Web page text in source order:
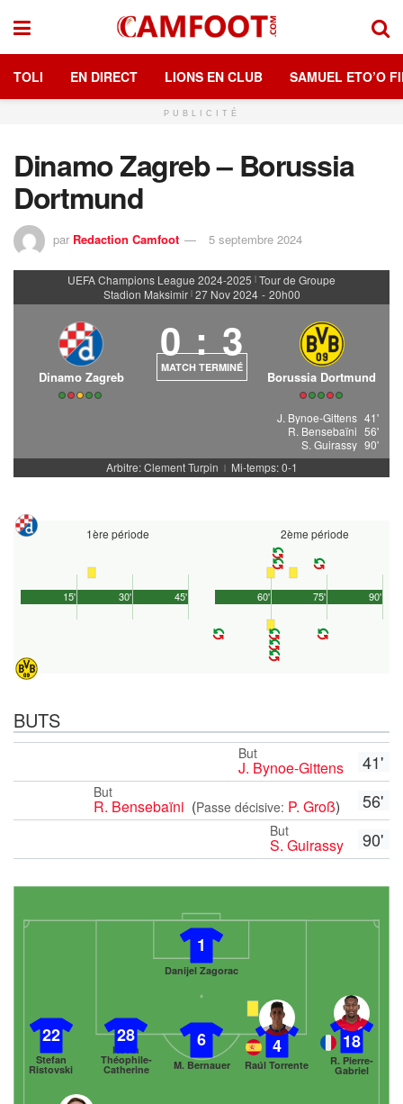
TOLI EN DIRECT LIONS EN CLUB SAMUEL ETO’O
PUBLICITÉ
Dinamo Zagreb – Borussia
Dortmund
par Redaction Camfoot 5 septembre 2024
UEFA Champions League 2024-2025 | Tour de Groupe
Stadion Maksimir | 27 Nov 2024 - 20h00
Dinamo Zagreb
0 : 3
MATCH TERMINÉ
Borussia Dortmund
J. Bynoe-Gittens 41'
R. Bensebaïni 56'
S. Guirassy 90'
Arbitre: Clement Turpin
| Mi-temps: 0-1
1ère période
45'
15' 30'
2ème période
90'
60' 75'
BUTS
41'
But
J. Bynoe-Gittens
56'
But
R. Bensebaïni (Passe décisive: P. Groß)
90'
But
S. Guirassy
1
Danijel Zagorac
18
R. Pierre-
Gabriel
4
Raúl Torrente
6
M. Bernauer
28
Kévin
Théophile-
Catherine
22
Stefan
Ristovski